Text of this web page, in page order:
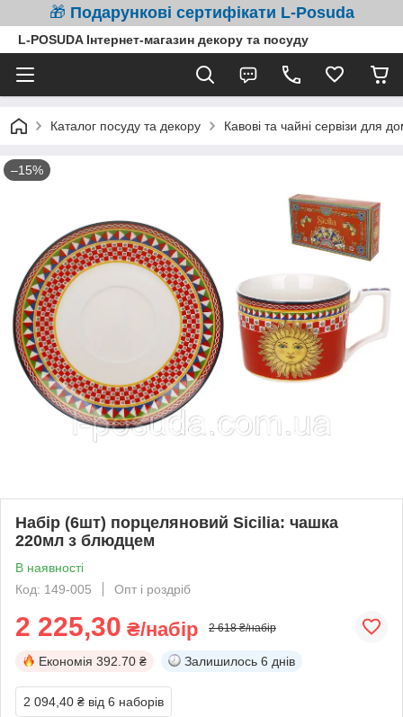
🎁 Подарункові сертифікати L-Posuda
L-POSUDA Інтернет-магазин декору та посуду
Каталог посуду та декору Кавові та чайні сервізи для
–15%
Набір (6шт) порцеляновий Sicilia: чашка
220мл з блюдцем
В наявності
Код: 149-005
Опт і роздріб
2 225,30 ₴/набір 2 618 ₴/набір
Економія 392.70 ₴ Залишилось 6 днів
2 094,40 ₴ від 6 наборів